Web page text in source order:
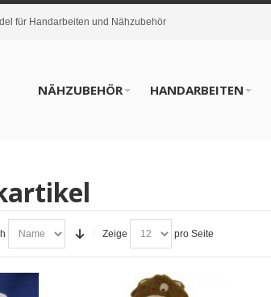
für Handarbeiten und Nähzubehör
NÄHZUBEHÖR HANDARBEITEN
Zeige pro Seite